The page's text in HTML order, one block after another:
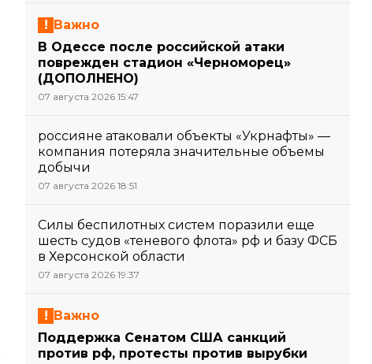
Важно
В Одессе после российской атаки
поврежден стадион «Черноморец»
(ДОПОЛНЕНО)
07 августа 2026 15:47
россияне атаковали объекты «Укрнафты» —
компания потеряла значительные объемы
добычи
07 августа 2026 18:51
Силы беспилотных систем поразили еще
шесть судов «теневого флота» рф и базу ФСБ
в Херсонской области
07 августа 2026 19:37
Важно
Поддержка Сенатом США санкций
против рф, протесты против вырубки